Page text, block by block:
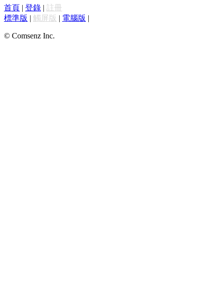
首頁 | 登錄 | 註冊
標準版 | 觸屏版 | 電腦版 |
© Comsenz Inc.